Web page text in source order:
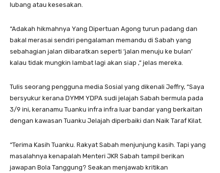
lubang atau kesesakan.
“Adakah hikmahnya Yang Dipertuan Agong turun padang dan
bakal merasai sendiri pengalaman memandu di Sabah yang
sebahagian jalan diibaratkan seperti ‘jalan menuju ke bulan’
kalau tidak mungkin lambat lagi akan siap ,“ jelas mereka.
Tulis seorang pengguna media Sosial yang dikenali Jeffry, “Saya
bersyukur kerana DYMM YDPA sudi jelajah Sabah bermula pada
3/9 ini, keranamu Tuanku infra infra luar bandar yang berkaitan
dengan kawasan Tuanku Jelajah diperbaiki dan Naik Taraf Kilat.
“Terima Kasih Tuanku. Rakyat Sabah menjunjung kasih. Tapi yang
masalahnya kenapalah Menteri JKR Sabah tampil berikan
jawapan Bola Tanggung? Seakan menjawab kritikan